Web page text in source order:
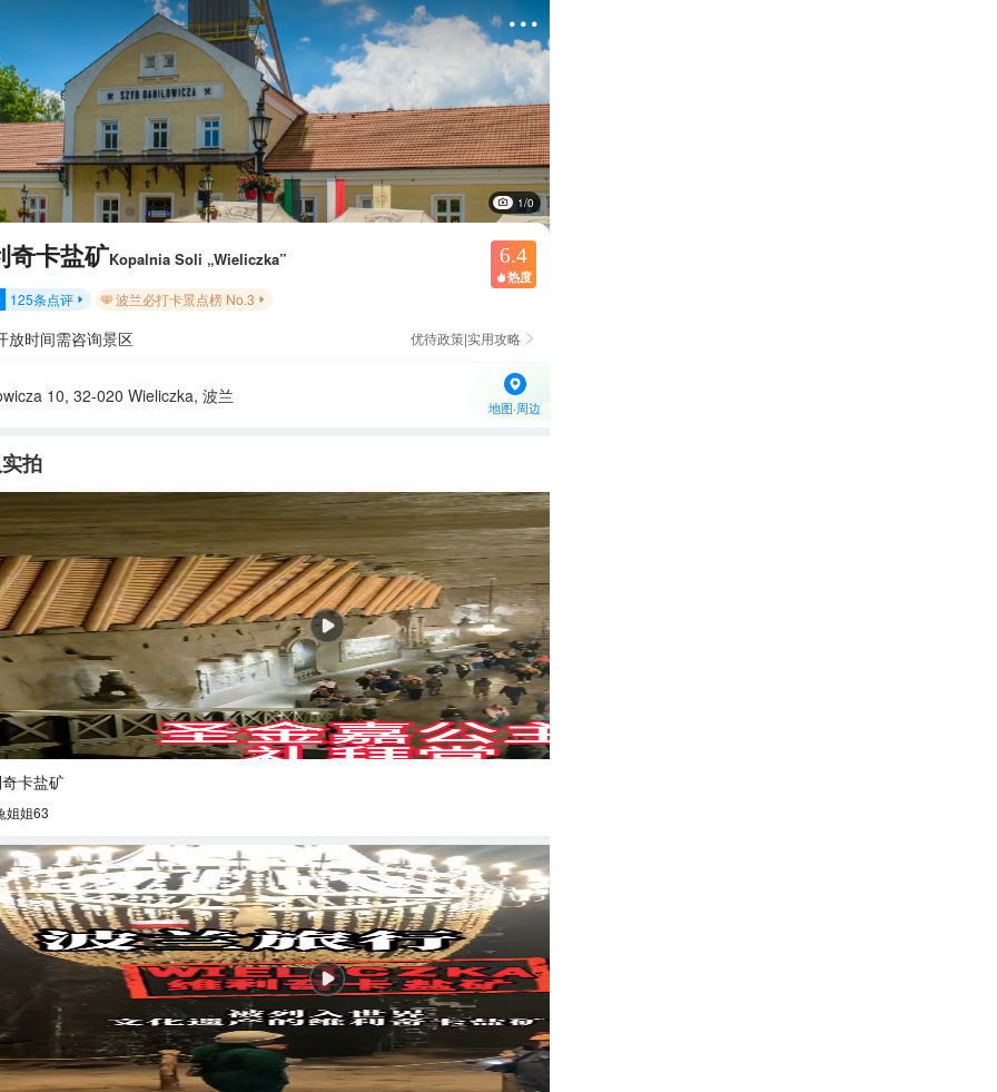

1/0
奇卡盐矿Kopalnia Soli „Wieliczka” 6.4
 热度
125条点评  波兰必打卡景点榜 No.3 
放时间需咨询景区 优待政策|实用攻略 
10, 32-020 Wieliczka, 波兰
地图·周边
拍
卡盐矿
姐姐63